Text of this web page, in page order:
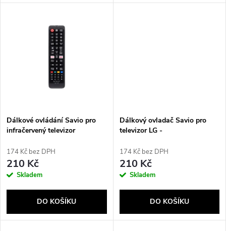
u
Dálkové ovládání Savio pro
infračervený televizor
174 Kč bez DPH
210 Kč
Skladem
DO KOŠÍKU
Dálkový ovladač Savio pro
televizor LG -
Infračervený televizor
174 Kč bez DPH
210 Kč
Skladem
DO KOŠÍKU